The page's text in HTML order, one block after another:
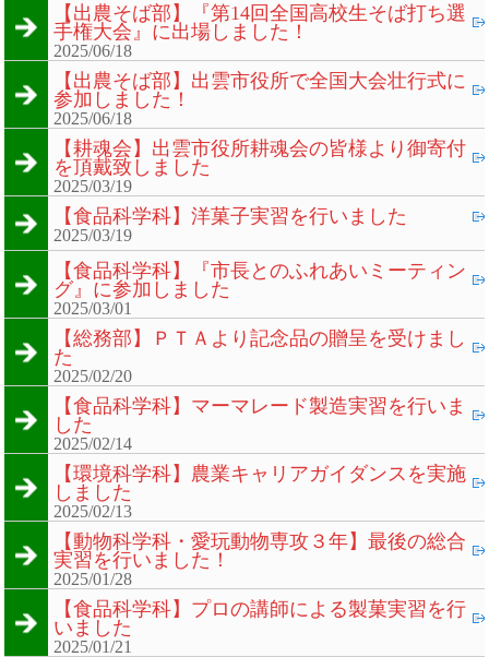
【出農そば部】『第14回全国高校生そば打ち選
手権大会』に出場しました！
2025/06/18
【出農そば部】出雲市役所で全国大会壮行式に
参加しました！
2025/06/18
【耕魂会】出雲市役所耕魂会の皆様より御寄付
を頂戴致しました
2025/03/19
【食品科学科】洋菓子実習を行いました
2025/03/19
【食品科学科】『市長とのふれあいミーティン
グ』に参加しました
2025/03/01
【総務部】ＰＴＡより記念品の贈呈を受けまし
た
2025/02/20
【食品科学科】マーマレード製造実習を行いま
した
2025/02/14
【環境科学科】農業キャリアガイダンスを実施
しました
2025/02/13
【動物科学科・愛玩動物専攻３年】最後の総合
実習を行いました！
2025/01/28
【食品科学科】プロの講師による製菓実習を行
いました
2025/01/21